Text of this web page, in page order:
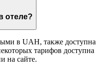
Как оплатить проживание в отеле?
в UAH, также доступна
тарифов доступна
на сайте.